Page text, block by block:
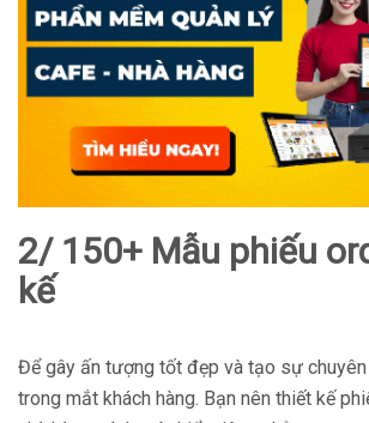
2/ 150+ Mẫu phiếu
kế
Để gây ấn tượng tốt đẹp và tạo sự chuyên
trong mắt khách hàng. Bạn nên thiết kế